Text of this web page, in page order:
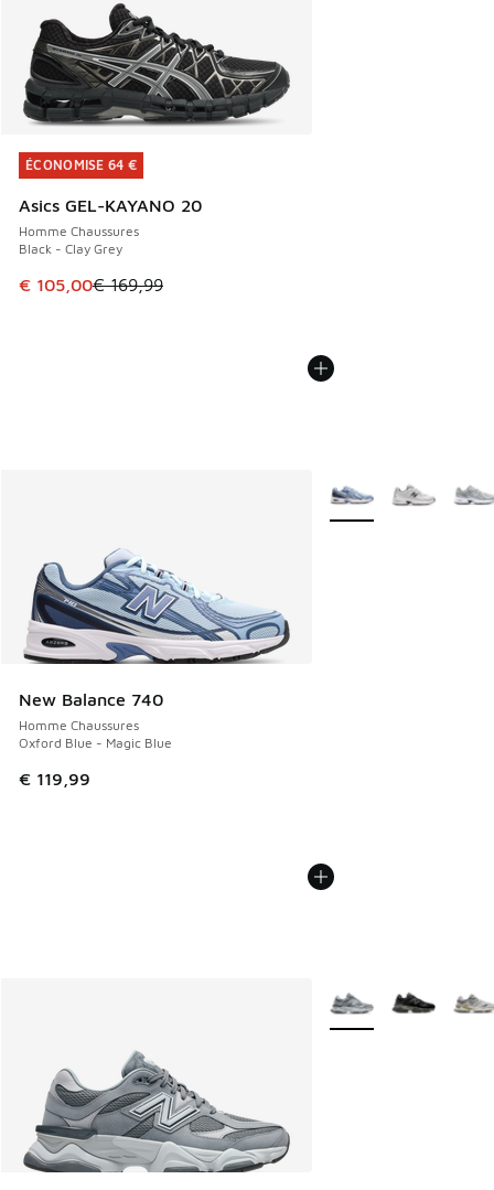
ÉCONOMISE 64 €
Asics GEL-KAYANO 20
Homme Chaussures
Black - Clay Grey
Cet article est en promotion. Prix en baisse de € 169,99 à
€ 105,00€ 169,99
ÉCONOMISE 64 €
New Balance 740
Homme Chaussures
Oxford Blue - Magic Blue
€ 119,99
Plus de couleurs
Plus de couleurs